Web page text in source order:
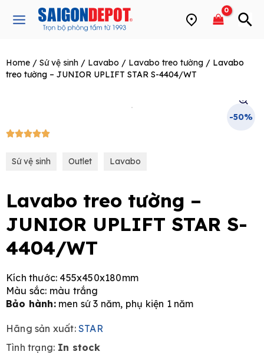
Main
Home / Sứ vệ sinh / Lavabo / Lavabo treo tường / Lavabo
treo tường – JUNIOR UPLIFT STAR S-4404/WT
-50%
5/5
Sứ vệ sinh Outlet Lavabo
Lavabo treo tường –
JUNIOR UPLIFT STAR S-
4404/WT
Kích thước: 455x450x180mm
Màu sắc: màu trắng
Bảo hành:men sứ 3 năm, phụ kiện 1 năm
Hãng sản xuất:STAR
Tình trạng: In stock